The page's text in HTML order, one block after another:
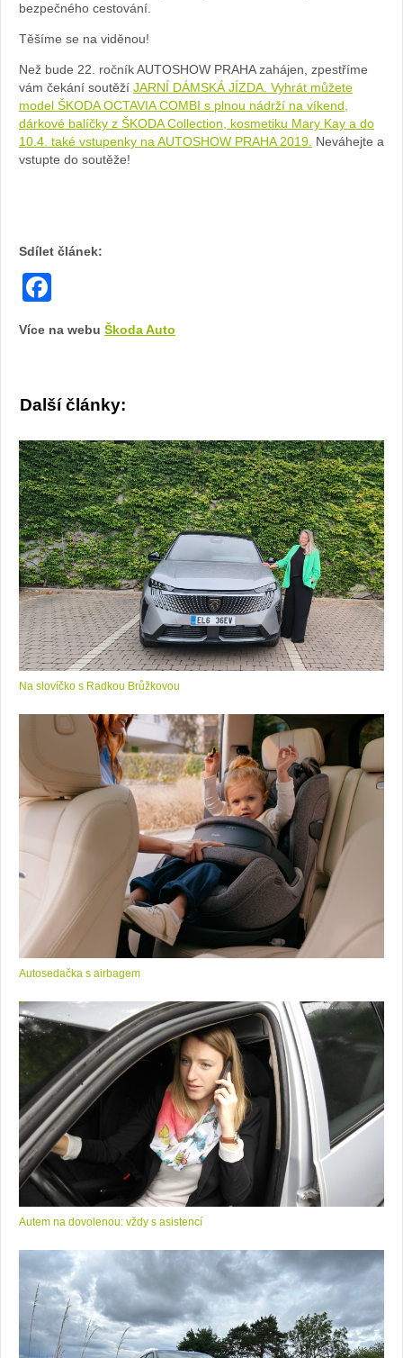
bezpečného cestování.
Těšíme se na viděnou!
Než bude 22. ročník AUTOSHOW PRAHA zahájen, zpestříme
vám čekání soutěží JARNÍ DÁMSKÁ JÍZDA. Vyhrát můžete
model ŠKODA OCTAVIA COMBI s plnou nádrží na víkend,
dárkové balíčky z ŠKODA Collection, kosmetiku Mary Kay a do
10.4. také vstupenky na AUTOSHOW PRAHA 2019. Neváhejte a
vstupte do soutěže!
Sdílet článek:
Více na webu Škoda Auto
Další články:
Na slovíčko s Radkou Brůžkovou
Autosedačka s airbagem
Autem na dovolenou: vždy s asistencí